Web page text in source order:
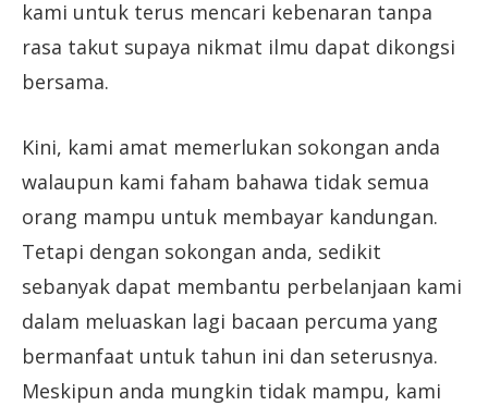
kami untuk terus mencari kebenaran tanpa
rasa takut supaya nikmat ilmu dapat dikongsi
bersama.
Kini, kami amat memerlukan sokongan anda
walaupun kami faham bahawa tidak semua
orang mampu untuk membayar kandungan.
Tetapi dengan sokongan anda, sedikit
sebanyak dapat membantu perbelanjaan kami
dalam meluaskan lagi bacaan percuma yang
bermanfaat untuk tahun ini dan seterusnya.
Meskipun anda mungkin tidak mampu, kami